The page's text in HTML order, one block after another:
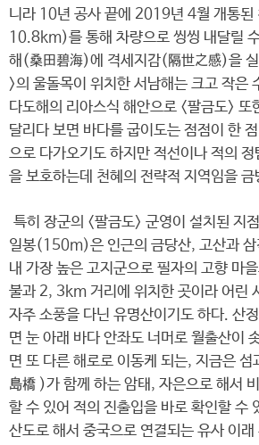
니라 10년 공사 끝에 2019년 4월 개통된
10.8km)를 통해 차량으로 씽씽 내달릴
해(桑田碧海)에 격세지감(隔世之感)을
>의 울돌목이 위치한 서남해는 크고 작은
다도해의 리아스식 해안으로 <팔금도> 또
달리다 보면 바다를 굽이도는 점점이 한
으로 다가오기도 하지만 적선이나 적의
을 보호하는데 천혜의 전략적 지역임을
특히 장군의 <팔금도> 군영이 설치된 지
일봉(150m)은 인근의 금당산, 고산과 삼
내 가장 높은 고지군으로 필자의 고향 마
불과 2, 3km 거리에 위치한 곳이라 어린
자주 소풍을 다닌 유명산이기도 하다. 산
면 눈 아래 바다 안좌도 너머로 월출산이
면 또 다른 해로로 이동케 되는, 지금은
島橋 )가 함께 하는 암태, 자은으로 해서
할 수 있어 적의 진출입을 바로 확인할 수
산도로 해서 중국으로 연결되는 유사 이